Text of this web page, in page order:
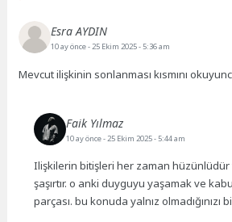
Esra AYDIN
10 ay önce- 25 Ekim 2025 - 5:36 am
Mevcut ilişkinin sonlanması kısmını
Faik Yılmaz
10 ay önce- 25 Ekim 2025 - 5:44 am
Ilişkilerin bitişleri her zaman hüzünlüdür
şaşırtır. o anki duyguyu yaşamak ve
parçası. bu konuda yalnız olmadığınızı